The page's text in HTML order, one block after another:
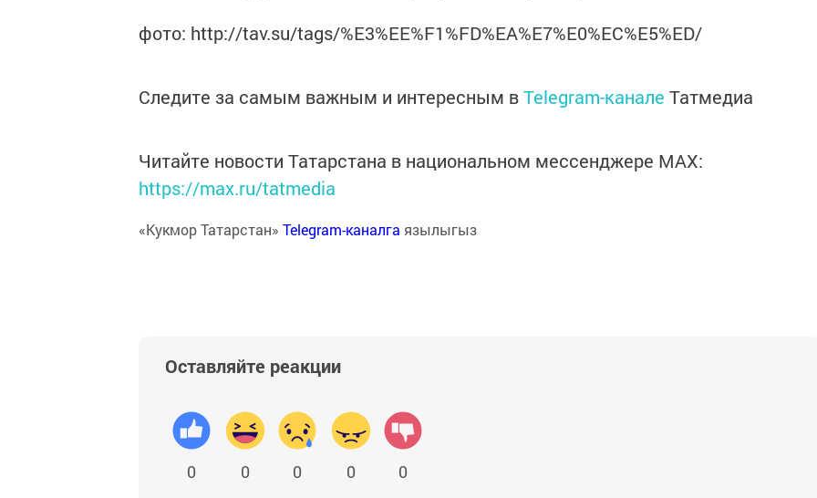
фото: http://tav.su/tags/%E3%EE%F1%FD%EA%E7%E0%EC%E5%ED/
Следите за самым важным и интересным вTelegram-канале Татмедиа
Читайте новости Татарстана в национальном мессенджере MАХ:
https://max.ru/tatmedia
«Кукмор Татарстан» Telegram-каналга язылыгыз
Оставляйте реакции
0 0 0 0 0